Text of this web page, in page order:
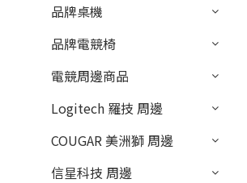
品牌桌機
品牌電競椅
電競周邊商品
Logitech 羅技 周邊
COUGAR 美洲獅 周邊
信星科技 周邊